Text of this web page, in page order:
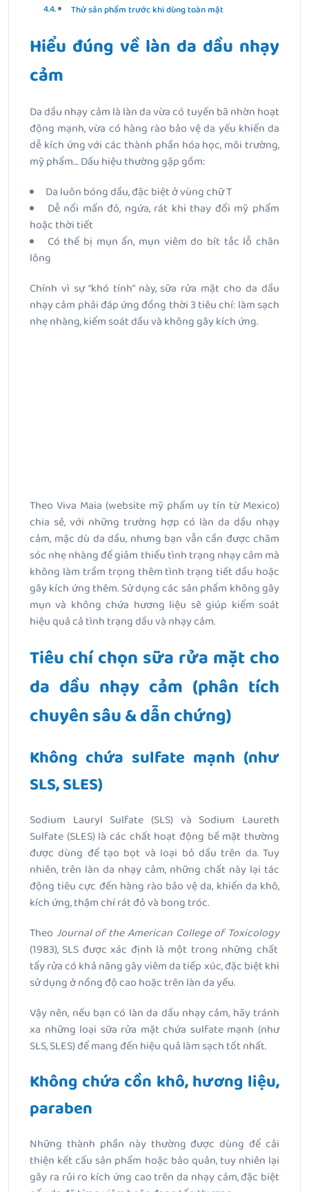
Thử sản phẩm trước khi dùng toàn mặt
Hiểu đúng về làn da dầu nhạy
cảm
Da dầu nhạy cảm là làn da vừa có tuyến bã nhờn hoạt
động mạnh, vừa có hàng rào bảo vệ da yếu khiến da
dễ kích ứng với các thành phần hóa học, môi trường,
mỹ phẩm… Dấu hiệu thường gặp gồm:
Da luôn bóng dầu, đặc biệt ở vùng chữ T
Dễ nổi mẩn đỏ, ngứa, rát khi thay đổi mỹ phẩm
hoặc thời tiết
Có thể bị mụn ẩn, mụn viêm do bít tắc lỗ chân
lông
Chính vì sự “khó tính” này, sữa rửa mặt cho da dầu
nhạy cảm phải đáp ứng đồng thời 3 tiêu chí: làm sạch
nhẹ nhàng, kiểm soát dầu và không gây kích ứng.
Theo Viva Maia (website mỹ phẩm uy tín từ Mexico)
chia sẻ, với những trường hợp có làn da dầu nhạy
cảm, mặc dù da dầu, nhưng bạn vẫn cần được chăm
sóc nhẹ nhàng để giảm thiểu tình trạng nhạy cảm mà
không làm trầm trọng thêm tình trạng tiết dầu hoặc
gây kích ứng thêm. Sử dụng các sản phẩm không gây
mụn và không chứa hương liệu sẽ giúp kiểm soát
hiệu quả cả tình trạng dầu và nhạy cảm.
Tiêu chí chọn sữa rửa mặt cho
da dầu nhạy cảm (phân tích
chuyên sâu & dẫn chứng)
Không chứa sulfate mạnh (như
SLS, SLES)
Sodium Lauryl Sulfate (SLS) và Sodium Laureth
Sulfate (SLES) là các chất hoạt động bề mặt thường
được dùng để tạo bọt và loại bỏ dầu trên da. Tuy
nhiên, trên làn da nhạy cảm, những chất này lại tác
động tiêu cực đến hàng rào bảo vệ da, khiến da khô,
kích ứng, thậm chí rát đỏ và bong tróc.
Theo Journal of the American College of Toxicology
(1983), SLS được xác định là một trong những chất
tẩy rửa có khả năng gây viêm da tiếp xúc, đặc biệt khi
sử dụng ở nồng độ cao hoặc trên làn da yếu.
Vậy nên, nếu bạn có làn da dầu nhạy cảm, hãy tránh
xa những loại sữa rửa mặt chứa sulfate mạnh (như
SLS, SLES) để mang đến hiệu quả làm sạch tốt nhất.
Không chứa cồn khô, hương liệu,
paraben
Những thành phần này thường được dùng để cải
thiện kết cấu sản phẩm hoặc bảo quản, tuy nhiên lại
gây ra rủi ro kích ứng cao trên da nhạy cảm, đặc biệt